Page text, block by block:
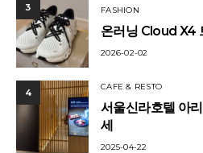
3 FASHION
온러닝 Cloud X4
2026-02-02
4 CAFE & RESTO
서울신라호텔 아
세
2025-04-22